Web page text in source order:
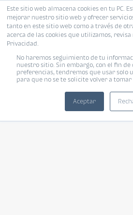
Este sitio web almacena cookies en tu PC.
mejorar nuestro sitio web y ofrecer
tanto en este sitio web como a través de
acerca de las cookies que utilizamos,
Privacidad.
No haremos seguimiento de tu
nuestro sitio. Sin embargo, con el fin
preferencias, tendremos que usar solo
para que no se te solicite volver a tomar
Aceptar